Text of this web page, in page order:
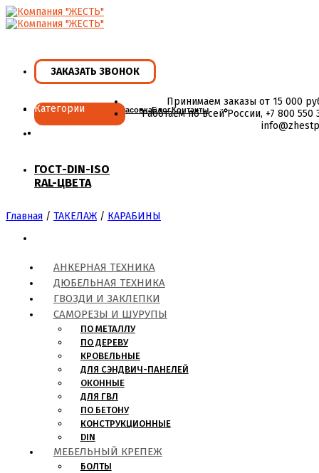
Skip
to
ЗАКАЗАТЬ ЗВОНОК
Главная Ассортимент ФасовкаБлогКонтакты
Категории
Принимаем заказы от 15 000
Работаем по всей России, +7 800 550
ГОСТ-DIN-ISO
RAL-ЦВЕТА
Главная / ТАКЕЛАЖ / КАРАБИНЫ
АНКЕРНАЯ ТЕХНИКА
ДЮБЕЛЬНАЯ ТЕХНИКА
ГВОЗДИ И ЗАКЛЕПКИ
САМОРЕЗЫ И ШУРУПЫ
ПО МЕТАЛЛУ
ПО ДЕРЕВУ
КРОВЕЛЬНЫЕ
ДЛЯ СЭНДВИЧ-ПАНЕЛЕЙ
ОКОННЫЕ
ДЛЯ ГВЛ
ПО БЕТОНУ
КОНСТРУКЦИОННЫЕ
DIN
МЕБЕЛЬНЫЙ КРЕПЕЖ
БОЛТЫ